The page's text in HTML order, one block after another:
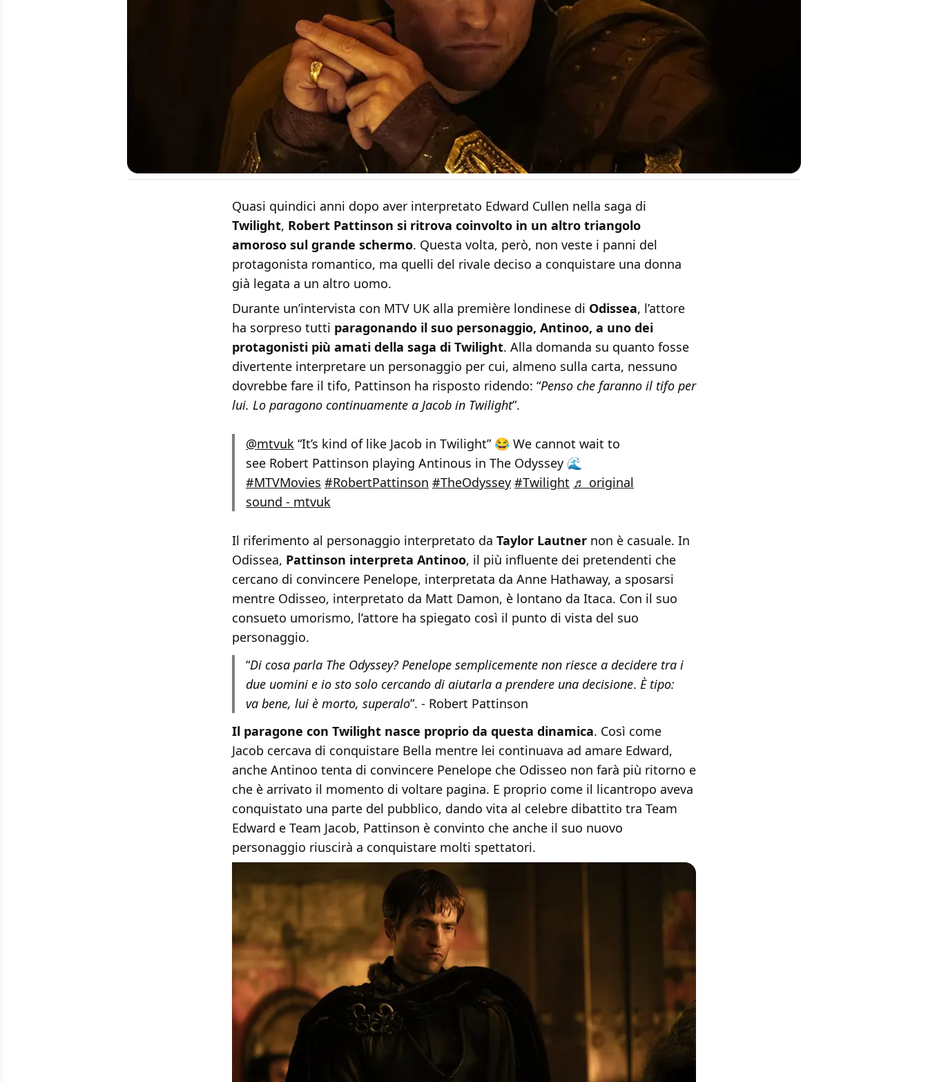
Quasi quindici anni dopo aver interpretato Edward Cullen nella saga di
Twilight, Robert Pattinson si ritrova coinvolto in un altro triangolo
amoroso sul grande schermo. Questa volta, però, non veste i panni del
protagonista romantico, ma quelli del rivale deciso a conquistare una donna
già legata a un altro uomo.
Durante un’intervista con MTV UK alla première londinese di Odissea, l’attore
ha sorpreso tutti paragonando il suo personaggio, Antinoo, a uno dei
protagonisti più amati della saga di Twilight. Alla domanda su quanto fosse
divertente interpretare un personaggio per cui, almeno sulla carta, nessuno
dovrebbe fare il tifo, Pattinson ha risposto ridendo: “Penso che faranno il tifo per
lui. Lo paragono continuamente a Jacob in Twilight”.
@mtvuk “It’s kind of like Jacob in Twilight” 😂 We cannot wait to
see Robert Pattinson playing Antinous in The Odyssey 🌊
#MTVMovies #RobertPattinson #TheOdyssey #Twilight ♬ original
sound - mtvuk
Il riferimento al personaggio interpretato da Taylor Lautner non è casuale. In
Odissea, Pattinson interpreta Antinoo, il più influente dei pretendenti che
cercano di convincere Penelope, interpretata da Anne Hathaway, a sposarsi
mentre Odisseo, interpretato da Matt Damon, è lontano da Itaca. Con il suo
consueto umorismo, l’attore ha spiegato così il punto di vista del suo
personaggio.
“Di cosa parla The Odyssey? Penelope semplicemente non riesce a decidere tra i
due uomini e io sto solo cercando di aiutarla a prendere una decisione. È tipo:
va bene, lui è morto, superalo”. - Robert Pattinson
Il paragone con Twilight nasce proprio da questa dinamica. Così come
Jacob cercava di conquistare Bella mentre lei continuava ad amare Edward,
anche Antinoo tenta di convincere Penelope che Odisseo non farà più ritorno e
che è arrivato il momento di voltare pagina. E proprio come il licantropo aveva
conquistato una parte del pubblico, dando vita al celebre dibattito tra Team
Edward e Team Jacob, Pattinson è convinto che anche il suo nuovo
personaggio riuscirà a conquistare molti spettatori.